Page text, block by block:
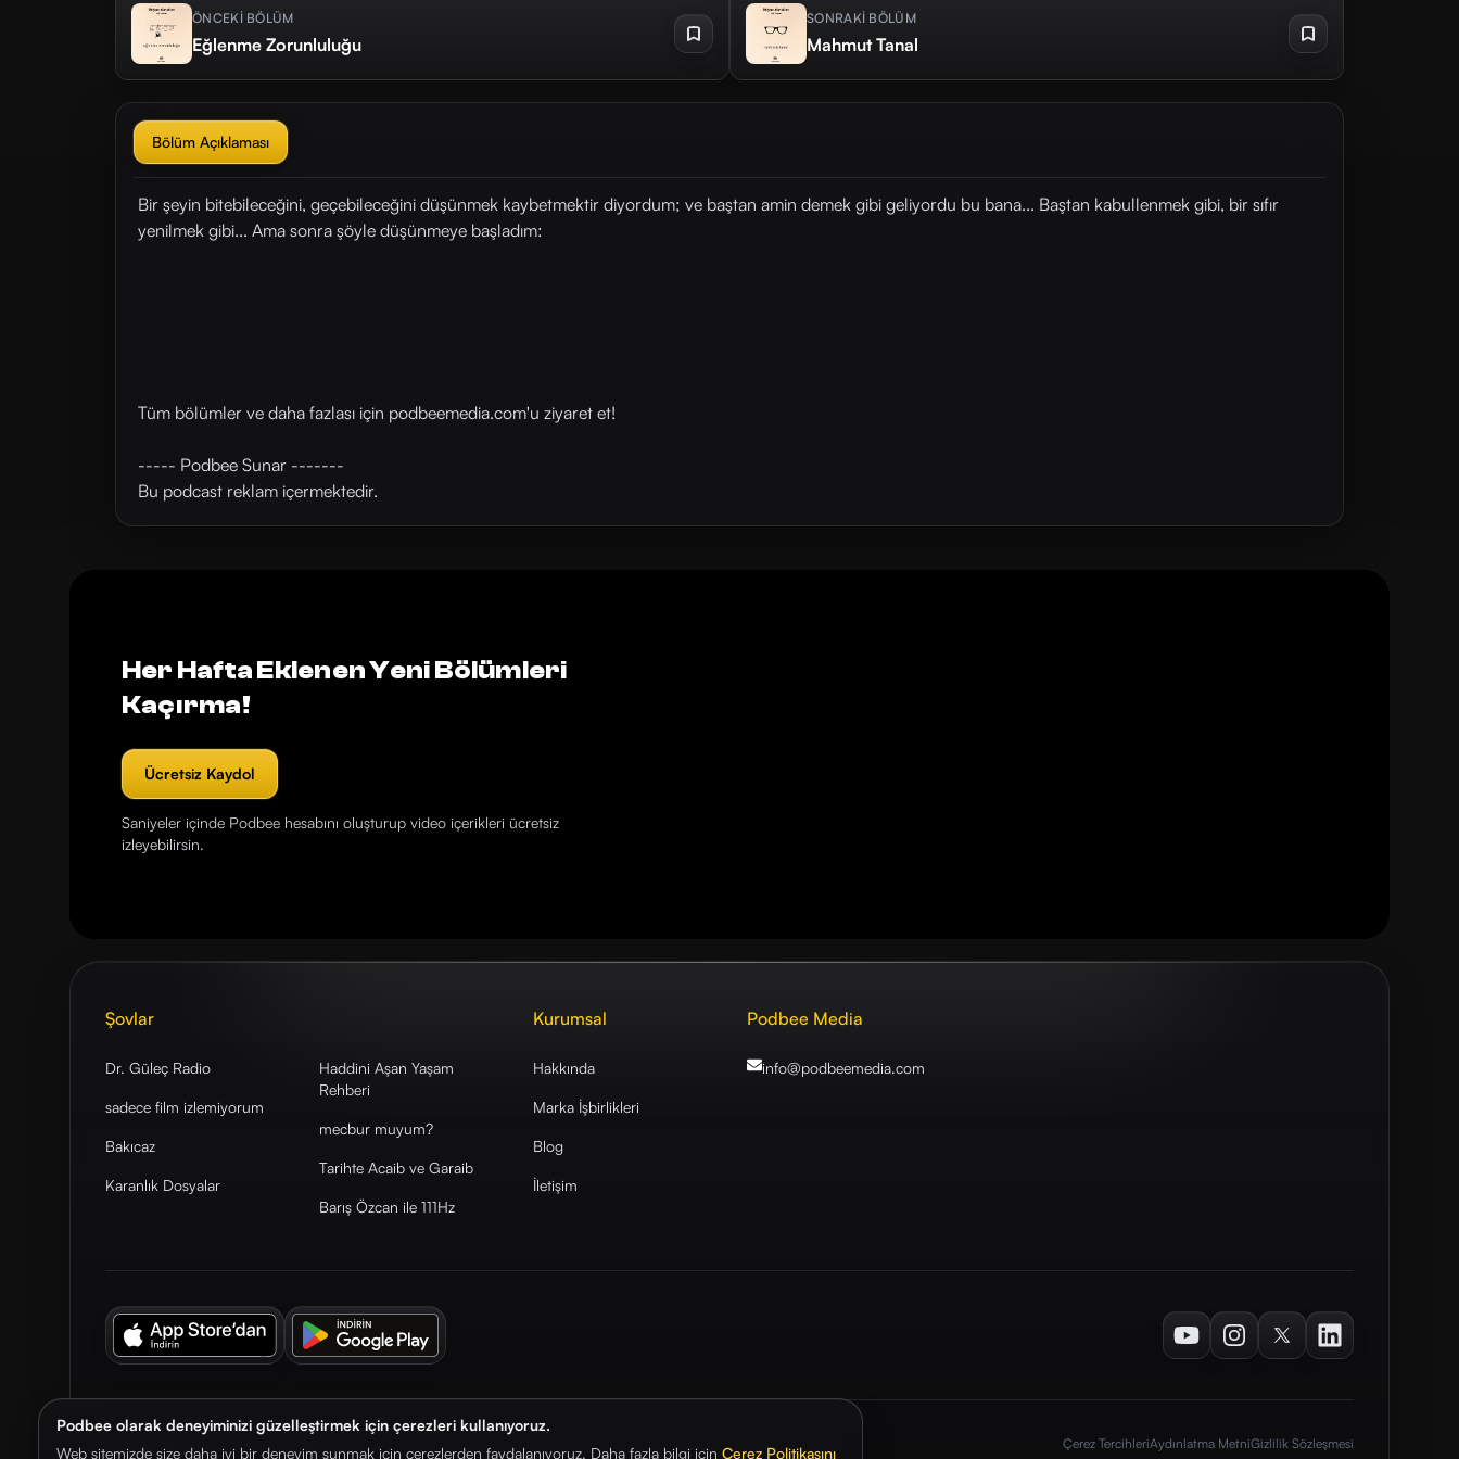
Podbee olarak deneyiminizi güzelleştirmek için çerezleri kullanıyoruz.
Web sitemizde size daha iyi bir deneyim sunmak için çerezlerden faydalanıyoruz. Daha fazla bilgi için Çerez Politikasını
ÖNCEKİ BÖLÜM
Eğlenme Zorunluluğu
SONRAKİ BÖLÜM
Mahmut Tanal
Bölüm Açıklaması
Bir şeyin bitebileceğini, geçebileceğini düşünmek kaybetmektir diyordum; ve baştan amin demek gibi geliyordu bu bana... Baştan kabullenmek gibi, bir sıfır
yenilmek gibi... Ama sonra şöyle düşünmeye başladım:
Tüm bölümler ve daha fazlası için ⁠⁠podbeemedia.com⁠⁠'u ziyaret et!
----- Podbee Sunar -------
Bu podcast reklam içermektedir.
Her Hafta Eklenen Yeni Bölümleri
Kaçırma!
Ücretsiz Kaydol
Saniyeler içinde Podbee hesabını oluşturup video içerikleri ücretsiz
izleyebilirsin.
Şovlar
Dr. Güleç Radio
sadece film izlemiyorum
Bakıcaz
Karanlık Dosyalar
Haddini Aşan Yaşam
Rehberi
mecbur muyum?
Tarihte Acaib ve Garaib
Barış Özcan ile 111Hz
Kurumsal
Hakkında
Marka İşbirlikleri
Blog
İletişim
Podbee Media
info@podbeemedia.com
YoutubeInstagramTwitterLinkedIn
© 2026. Podbee Media. Tüm hakları saklıdır. Çerez TercihleriAydınlatma MetniGizlilik Sözleşmesi